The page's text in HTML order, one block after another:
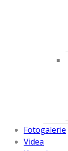
Fotogalerie
Videa